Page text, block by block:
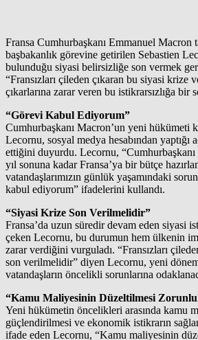
Fransa Cumhurbaşkanı Emmanuel Macron
başbakanlık görevine getirilen Sebastien
bulunduğu siyasi belirsizliğe son vermek
“Fransızları çileden çıkaran bu siyasi krize
çıkarlarına zarar veren bu istikrarsızlığa
“Görevi Kabul Ediyorum”
Cumhurbaşkanı Macron’un yeni hükümeti
Lecornu, sosyal medya hesabından yaptığı
ettiğini duyurdu. Lecornu, “Cumhurbaşkanı
yıl sonuna kadar Fransa’ya bir bütçe
vatandaşlarımızın günlük yaşamındaki
kabul ediyorum” ifadelerini kullandı.
“Siyasi Krize Son Verilmelidir”
Fransa’da uzun süredir devam eden siyasi
çeken Lecornu, bu durumun hem ülkenin
zarar verdiğini vurguladı. “Fransızları
son verilmelidir” diyen Lecornu, yeni
vatandaşların öncelikli sorunlarına
“Kamu Maliyesinin Düzeltilmesi
Yeni hükümetin öncelikleri arasında kamu
güçlendirilmesi ve ekonomik istikrarın
ifade eden Lecornu, “Kamu maliyesinin